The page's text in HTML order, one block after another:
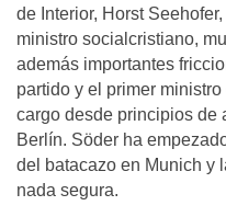
de Interior, Horst
ministro socialcristiano,
además importantes
partido y el primer
cargo desde principios de
Berlín. Söder ha
del batacazo en Munich y
nada segura.